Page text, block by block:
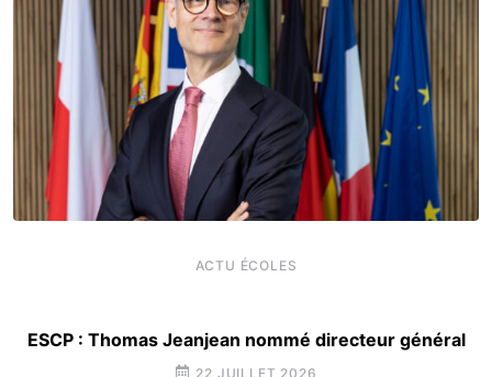
ACTU ÉCOLES
ESCP : Thomas Jeanjean nommé directeur général
22 JUILLET 2026